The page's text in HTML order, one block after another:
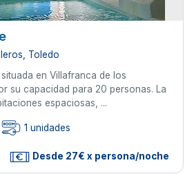
Toledo
en Villafranca de los
su capacidad para 20 personas. La
espaciosas, ...
1 unidades
Desde 27€ x persona/noche